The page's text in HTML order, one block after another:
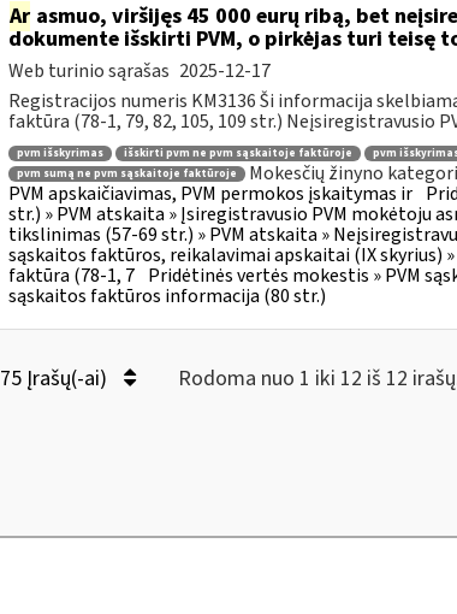
Arasmuo, viršijęs 45 000 eurų ribą, bet
dokumente išskirti PVM, o pirkėjas turi teisę
Web turinio sąrašas 2025-12-17
Registracijos numeris KM3136 Ši informacija
faktūra (78-1, 79, 82, 105, 109 str.) Neįsiregistravusio
pvm išskyrimas išskirti pvm ne pvm sąskaitoje faktūroje pvm
pvm sumą ne pvm sąskaitoje faktūroje
Mokesčių žinyno
PVM apskaičiavimas, PVM permokos įskaitymas ir
str.) » PVM atskaita » Įsiregistravusio PVM mokėtoju
tikslinimas (57-69 str.) » PVM atskaita »
sąskaitos faktūros, reikalavimai apskaitai (IX
faktūra (78-1, 7 Pridėtinės vertės mokestis » PVM
sąskaitos faktūros informacija (80 str.)
75 Įrašų(-ai) Rodoma nuo 1 iki 12 iš 12